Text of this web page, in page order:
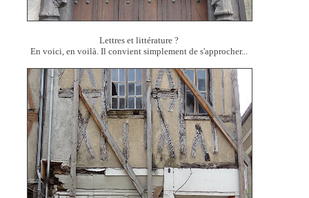
Lettres et littérature ?
En voici, en voilà. Il convient simplement de s'approcher...